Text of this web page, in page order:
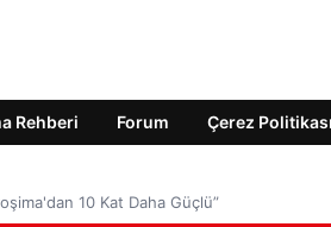
Rehberi Forum Çerez Politikası
10 Kat Daha Güçlü”